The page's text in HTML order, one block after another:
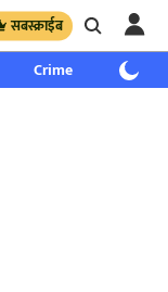
सबस्क्राईब
Crime साप्ताहिक